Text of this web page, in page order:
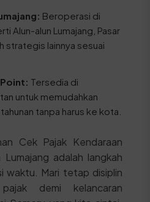
Beroperasi di
Alun-alun Lumajang, Pasar
strategis lainnya sesuai
Tersedia di
untuk memudahkan
tanpa harus ke kota.
Cek Pajak Kendaraan
adalah langkah
waktu. Mari tetap disiplin
demi kelancaran